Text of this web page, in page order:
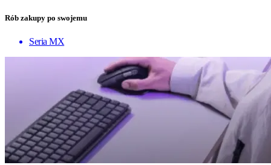
Rób zakupy po swojemu
Seria MX